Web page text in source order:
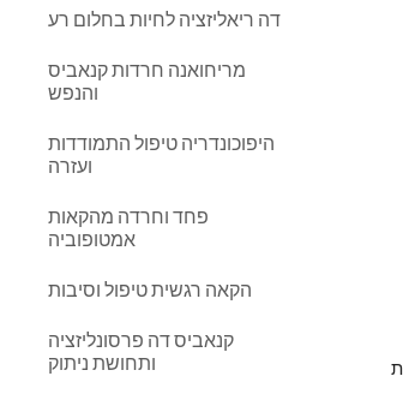
דה ריאליזציה לחיות בחלום רע
מריחואנה חרדות קנאביס
והנפש
היפוכונדריה טיפול התמודדות
ועזרה
פחד וחרדה מהקאות
אמטופוביה
הקאה רגשית טיפול וסיבות
קנאביס דה פרסונליזציה
ותחושת ניתוק